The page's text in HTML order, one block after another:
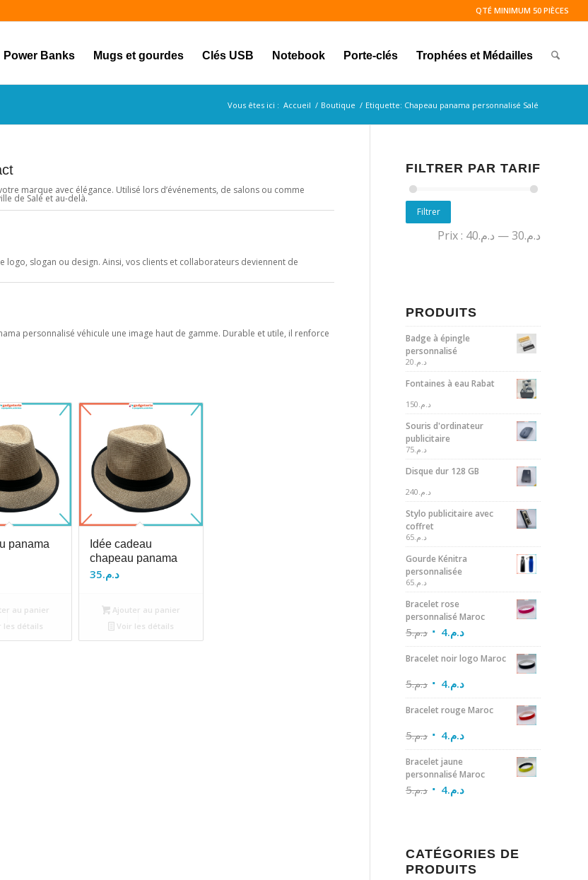
QTÉ MINIMUM 50 PIÈCES
Power Banks Mugs et gourdes Clés USB Notebook Porte-clés Trophées et Médailles
Vous êtes ici : Accueil / Boutique / Etiquette: Chapeau panama personnalisé Salé
marque avec élégance. Utilisé lors d’événements, de salons ou comme
de Salé et au-delà.
slogan ou design. Ainsi, vos clients et collaborateurs deviennent de
personnalisé véhicule une image haut de gamme. Durable et utile, il renforce
panama
au panier
les détails
Idée cadeau
chapeau panama
د.م.35
Ajouter au panier
Voir les détails
FILTRER PAR TARIF
Filtrer
Prix : د.م.30 — د.م.40
PRODUITS
Badge à épingle
personnalisé
د.م. 20
Fontaines à eau Rabat
د.م. 150
Souris d'ordinateur
publicitaire
د.م. 75
Disque dur 128 GB
د.م. 240
Stylo publicitaire avec
coffret
د.م. 65
Gourde Kénitra
personnalisée
د.م. 65
Bracelet rose
personnalisé Maroc
د.م.5 د.م.4
Bracelet noir logo Maroc
د.م.5 د.م.4
Bracelet rouge Maroc
د.م.5 د.م.4
Bracelet jaune
personnalisé Maroc
د.م.5 د.م.4
CATÉGORIES DE
PRODUITS